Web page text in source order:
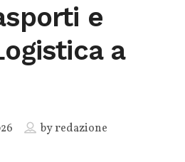
e
a
byredazione